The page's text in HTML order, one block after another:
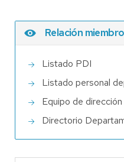
Relación
Listado PDI
Listado personal
Equipo de dirección
Directorio